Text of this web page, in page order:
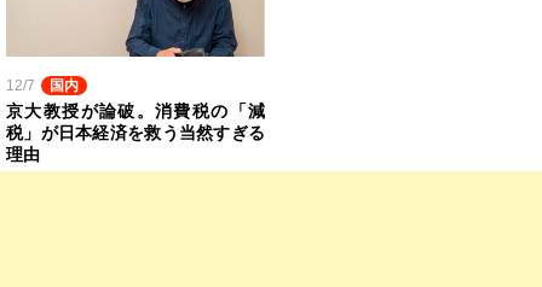
12/7 国内
京大教授が論破。消費税の「減
税」が日本経済を救う当然すぎる
理由